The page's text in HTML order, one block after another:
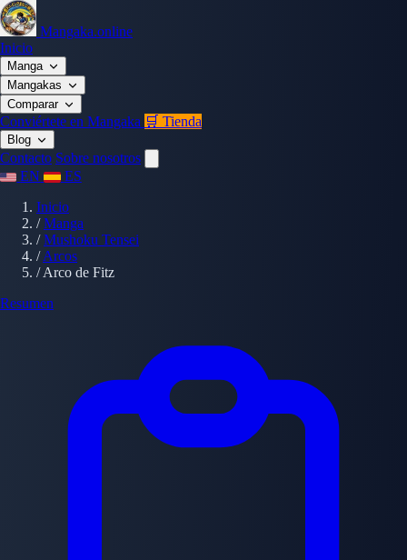
Mangaka.online
Inicio
Manga
Mangakas
Comparar
Conviértete en Mangaka 🛒 Tienda
Blog
Contacto Sobre nosotros
EN
ES
Inicio
/ Manga
/ Mushoku Tensei
/ Arcos
/ Arco de Fitz
Resumen